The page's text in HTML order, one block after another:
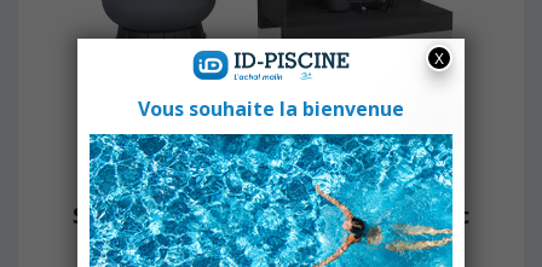
VIPOOL
Système de filtration All in Pall avec
Pompe MKB - VIPOOL 15m3/h